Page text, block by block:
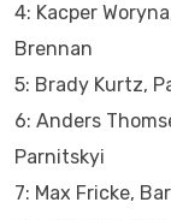
4: Kacper
Brennan
5: Brady Kurtz,
6: Anders
Parnitskyi
7: Max Fricke,